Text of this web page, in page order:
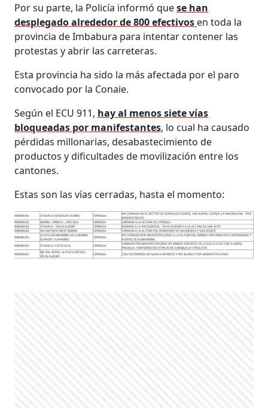
Por su parte, la Policía informó quese han
desplegado alrededor de 800 efectivos en toda la
provincia de Imbabura para intentar contener las
protestas y abrir las carreteras.
Esta provincia ha sido la más afectada por el paro
convocado por la Conaie.
Según el ECU 911, hay al menos siete vías
bloqueadas por manifestantes, lo cual ha causado
pérdidas millonarias, desabastecimiento de
productos y dificultades de movilización entre los
cantones.
Estas son las vías cerradas, hasta el momento: